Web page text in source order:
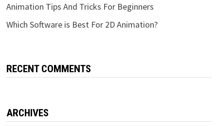
Animation Tips And Tricks For Beginners
Which Software is Best For 2D Animation?
RECENT COMMENTS
ARCHIVES